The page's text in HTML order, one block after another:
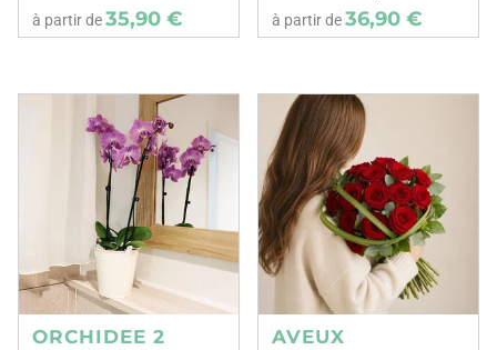
à partir de35,90 € à partir de36,90 €
ORCHIDEE 2
AVEUX